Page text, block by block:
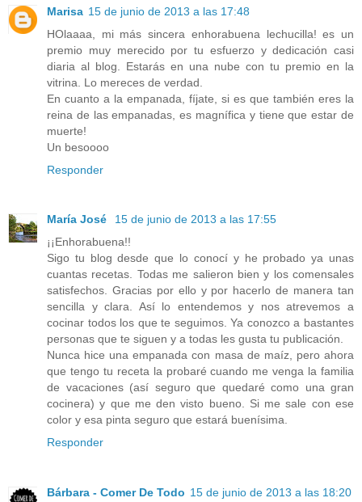
Marisa 15 de junio de 2013 a las 17:48
HOlaaaa, mi más sincera enhorabuena lechucilla! es un
premio muy merecido por tu esfuerzo y dedicación casi
diaria al blog. Estarás en una nube con tu premio en la
vitrina. Lo mereces de verdad.
En cuanto a la empanada, fíjate, si es que también eres la
reina de las empanadas, es magnífica y tiene que estar de
muerte!
Un besoooo
Responder
María José
15 de junio de 2013 a las 17:55
¡¡Enhorabuena!!
Sigo tu blog desde que lo conocí y he probado ya unas
cuantas recetas. Todas me salieron bien y los comensales
satisfechos. Gracias por ello y por hacerlo de manera tan
sencilla y clara. Así lo entendemos y nos atrevemos a
cocinar todos los que te seguimos. Ya conozco a bastantes
personas que te siguen y a todas les gusta tu publicación.
Nunca hice una empanada con masa de maíz, pero ahora
que tengo tu receta la probaré cuando me venga la familia
de vacaciones (así seguro que quedaré como una gran
cocinera) y que me den visto bueno. Si me sale con ese
color y esa pinta seguro que estará buenísima.
Responder
Bárbara - Comer De Todo 15 de junio de 2013 a las 18:20